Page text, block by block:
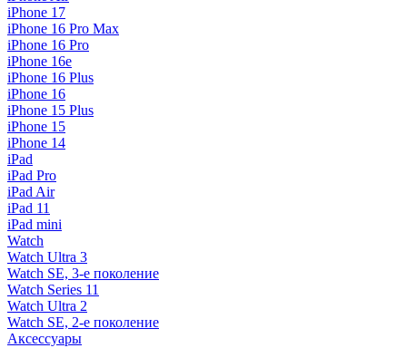
iPhone 17
iPhone 16 Pro Max
iPhone 16 Pro
iPhone 16e
iPhone 16 Plus
iPhone 16
iPhone 15 Plus
iPhone 15
iPhone 14
iPad
iPad Pro
iPad Air
iPad 11
iPad mini
Watch
Watch Ultra 3
Watch SE, 3-е поколение
Watch Series 11
Watch Ultra 2
Watch SE, 2-е поколение
Аксессуары